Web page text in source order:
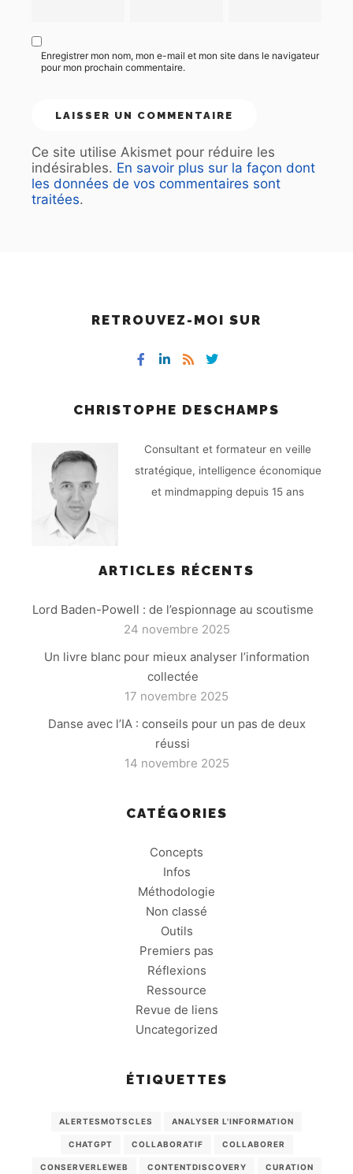
Enregistrer mon nom, mon e-mail et mon site dans le navigateur
pour mon prochain commentaire.
Ce site utilise Akismet pour réduire les
indésirables. En savoir plus sur la façon dont
les données de vos commentaires sont
traitées.
RETROUVEZ-MOI SUR
CHRISTOPHE DESCHAMPS
Consultant et formateur en veille
stratégique, intelligence économique
et mindmapping depuis 15 ans
ARTICLES RÉCENTS
Lord Baden-Powell : de l’espionnage au scoutisme
24 novembre 2025
Un livre blanc pour mieux analyser l’information
collectée
17 novembre 2025
Danse avec l’IA : conseils pour un pas de deux
réussi
14 novembre 2025
CATÉGORIES
Concepts
Infos
Méthodologie
Non classé
Outils
Premiers pas
Réflexions
Ressource
Revue de liens
Uncategorized
ÉTIQUETTES
ALERTESMOTSCLES ANALYSER L'INFORMATION
CHATGPT COLLABORATIF COLLABORER
CONSERVERLEWEB CONTENTDISCOVERY CURATION